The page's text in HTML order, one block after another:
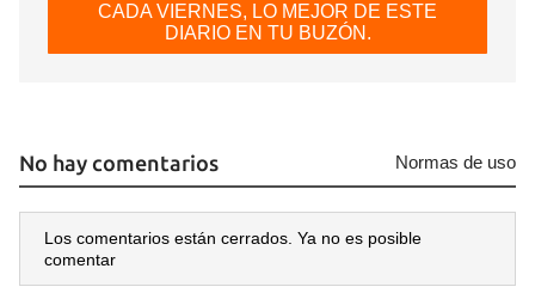
CADA VIERNES, LO MEJOR DE ESTE
DIARIO EN TU BUZÓN.
No hay comentarios Normas de uso
Los comentarios están cerrados. Ya no es posible
comentar